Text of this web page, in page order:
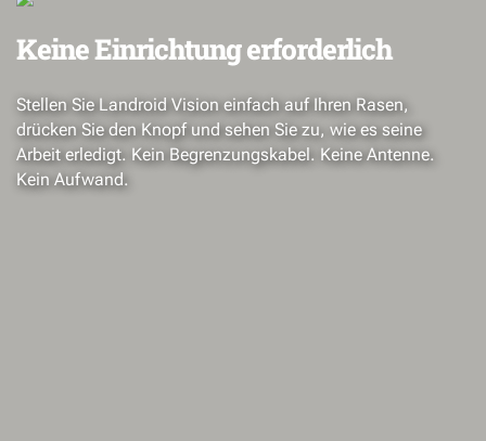
Keine Einrichtung erforderlich
Stellen Sie Landroid Vision einfach auf Ihren Rasen,
drücken Sie den Knopf und sehen Sie zu, wie es seine
Arbeit erledigt. Kein Begrenzungskabel. Keine Antenne.
Kein Aufwand.